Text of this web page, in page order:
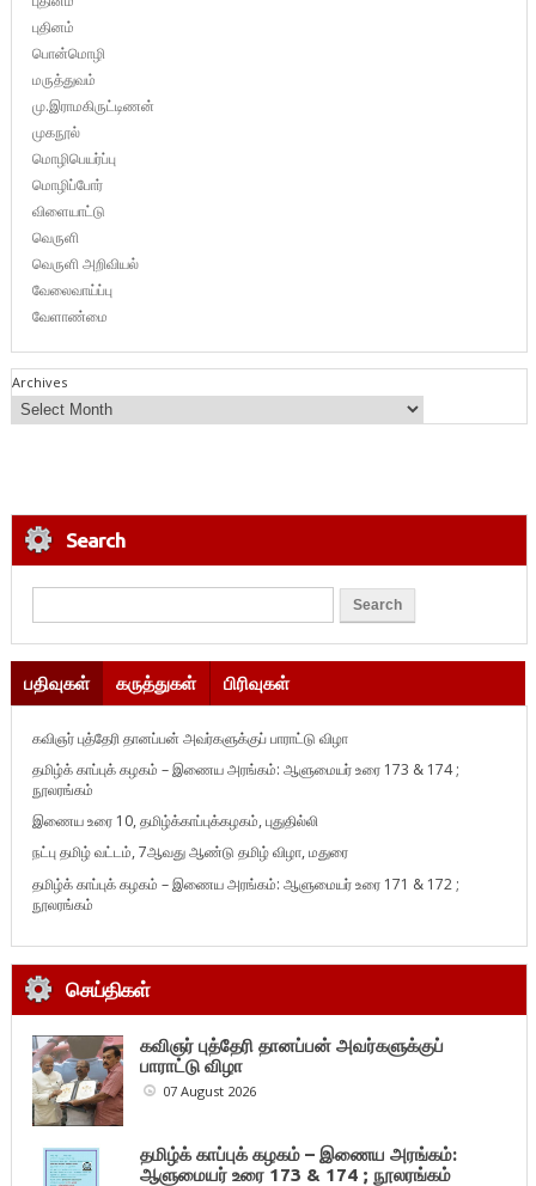
புதினம்
பொன்மொழி
மருத்துவம்
மு.இராமகிருட்டிணன்
முகநூல்
மொழிபெயர்ப்பு
மொழிப்போர்
விளையாட்டு
வெருளி
வெருளி அறிவியல்
வேலைவாய்ப்பு
வேளாண்மை
Archives
Search
பதிவுகள் கருத்துகள் பிரிவுகள்
கவிஞர் புத்தேரி தானப்பன் அவர்களுக்குப் பாராட்டு விழா
தமிழ்க் காப்புக் கழகம் – இணைய அரங்கம்: ஆளுமையர் உரை 173 & 174 ;
நூலரங்கம்
இணைய உரை 10, தமிழ்க்காப்புக்கழகம், புதுதில்லி
நட்பு தமிழ் வட்டம், 7ஆவது ஆண்டு தமிழ் விழா, மதுரை
தமிழ்க் காப்புக் கழகம் – இணைய அரங்கம்: ஆளுமையர் உரை 171 & 172 ;
நூலரங்கம்
செய்திகள்
கவிஞர் புத்தேரி தானப்பன் அவர்களுக்குப்
பாராட்டு விழா
07 August 2026
தமிழ்க் காப்புக் கழகம் – இணைய அரங்கம்:
ஆளுமையர் உரை 173 & 174 ; நூலரங்கம்